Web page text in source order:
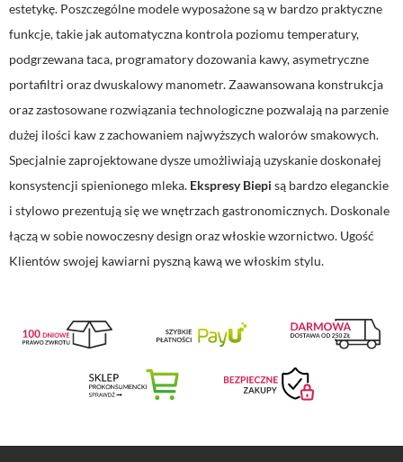
estetykę. Poszczególne modele wyposażone są w bardzo praktyczne
funkcje, takie jak automatyczna kontrola poziomu temperatury,
podgrzewana taca, programatory dozowania kawy, asymetryczne
portafiltri oraz dwuskalowy manometr. Zaawansowana konstrukcja
oraz zastosowane rozwiązania technologiczne pozwalają na parzenie
dużej ilości kaw z zachowaniem najwyższych walorów smakowych.
Specjalnie zaprojektowane dysze umożliwiają uzyskanie doskonałej
konsystencji spienionego mleka. Ekspresy Biepi są bardzo eleganckie
i stylowo prezentują się we wnętrzach gastronomicznych. Doskonale
łączą w sobie nowoczesny design oraz włoskie wzornictwo. Ugość
Klientów swojej kawiarni pyszną kawą we włoskim stylu.